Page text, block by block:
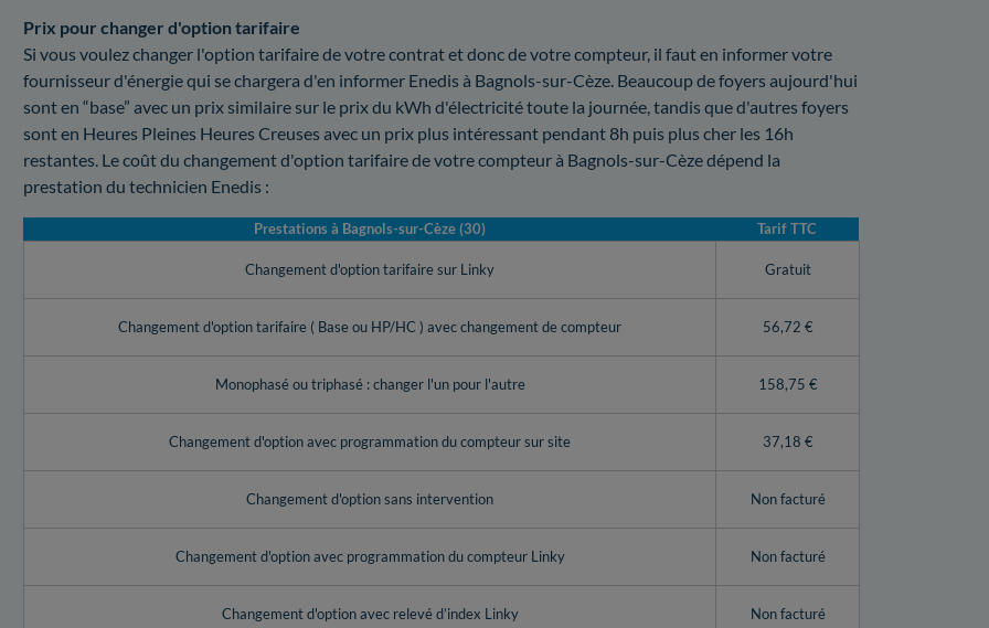
Prix pour changer d'option tarifaire
Si vous voulez changer l'option tarifaire de votre contrat et donc de votre compteur, il faut en informer votre
fournisseur d'énergie qui se chargera d'en informer Enedis à Bagnols-sur-Cèze. Beaucoup de foyers aujourd'hui
sont en “base” avec un prix similaire sur le prix du kWh d'électricité toute la journée, tandis que d'autres foyers
sont en Heures Pleines Heures Creuses avec un prix plus intéressant pendant 8h puis plus cher les 16h
restantes. Le coût du changement d'option tarifaire de votre compteur à Bagnols-sur-Cèze dépend la
prestation du technicien Enedis :
Prestations à Bagnols-sur-Cèze (30) Tarif TTC
Changement d'option tarifaire sur Linky Gratuit
Changement d'option tarifaire ( Base ou HP/HC ) avec changement de compteur 56,72 €
Monophasé ou triphasé : changer l'un pour l'autre 158,75 €
Changement d'option avec programmation du compteur sur site 37,18 €
Changement d'option sans intervention Non facturé
Changement d'option avec programmation du compteur Linky Non facturé
Changement d'option avec relevé d’index Linky Non facturé